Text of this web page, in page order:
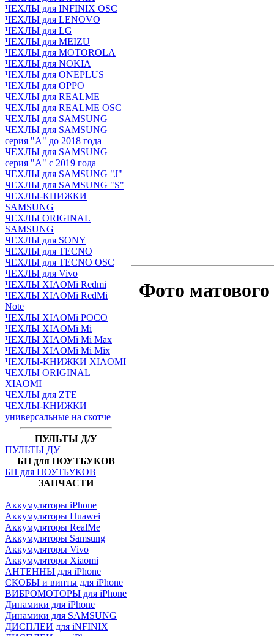
ЧЕХЛЫ для INFINIX OSC
ЧЕХЛЫ для LENOVO
ЧЕХЛЫ для LG
ЧЕХЛЫ для MEIZU
ЧЕХЛЫ для MOTOROLA
ЧЕХЛЫ для NOKIA
ЧЕХЛЫ для ONEPLUS
ЧЕХЛЫ для OPPO
ЧЕХЛЫ для REALME
ЧЕХЛЫ для REALME OSC
ЧЕХЛЫ для SAMSUNG
ЧЕХЛЫ для SAMSUNG
серия "A" до 2018 года
ЧЕХЛЫ для SAMSUNG
серия "A" с 2019 года
ЧЕХЛЫ для SAMSUNG "J"
ЧЕХЛЫ для SAMSUNG "S"
ЧЕХЛЫ-КНИЖКИ
SAMSUNG
ЧЕХЛЫ ORIGINAL
SAMSUNG
ЧЕХЛЫ для SONY
ЧЕХЛЫ для TECNO
ЧЕХЛЫ для TECNO OSC
ЧЕХЛЫ для Vivo
ЧЕХЛЫ XIAOMi Redmi
ЧЕХЛЫ XIAOMi RedMi
Note
ЧЕХЛЫ XIAOMi POCO
ЧЕХЛЫ XIAOMi Mi
ЧЕХЛЫ XIAOMi Mi Max
ЧЕХЛЫ XIAOMi Mi Mix
ЧЕХЛЫ-КНИЖКИ XIAOMI
ЧЕХЛЫ ORIGINAL
XIAOMI
ЧЕХЛЫ для ZTE
ЧЕХЛЫ-КНИЖКИ
универсальные на скотче
ПУЛЬТЫ Д/У
ПУЛЬТЫ ДУ
БП для НОУТБУКОВ
БП для НОУТБУКОВ
ЗАПЧАСТИ
Аккумуляторы iPhone
Аккумуляторы Huawei
Аккумуляторы RealMe
Аккумуляторы Samsung
Аккумуляторы Vivo
Аккумуляторы Xiaomi
АНТЕННЫ для iPhone
СКОБЫ и винты для iPhone
ВИБРОМОТОРЫ для iPhone
Динамики для iPhone
Динамики для SAMSUNG
ДИСПЛЕИ для iNFINIX
Фото